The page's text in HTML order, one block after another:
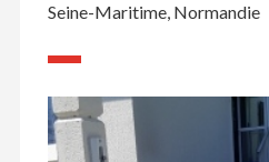
Seine-Maritime, Normandie